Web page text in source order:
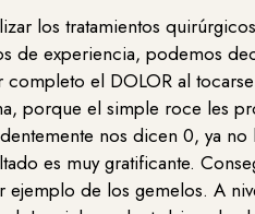
los tratamientos
de experiencia, podemos
completo el DOLOR al
porque el simple roce les
nos dicen 0, ya
es muy gratificante.
ejemplo de los gemelos. A